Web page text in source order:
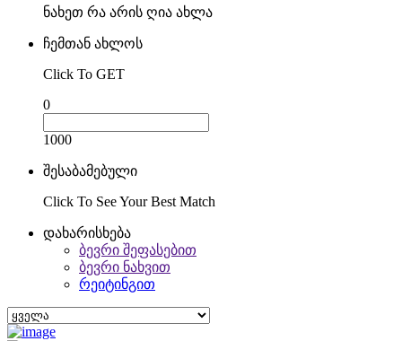
ნახეთ რა არის ღია ახლა
ჩემთან ახლოს
Click To GET
0
1000
შესაბამებული
Click To See Your Best Match
დახარისხება
ბევრი შეფასებით
ბევრი ნახვით
რეიტინგით